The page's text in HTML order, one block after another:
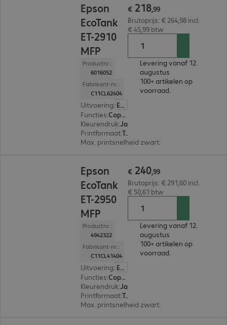
Epson
EcoTank
ET-2910
MFP
Productnr.:
6016052
Fabrikant-nr.:
C11CL62404
Uitvoering: Europa
Functies:
Copy, Print, Scan
Kleurendruk:Ja
Printformaat: Tot max. A4
Max. printsnelheid zwart:
€ 218,99
Brutoprijs: € 264,98 incl.
€ 45,99 btw
Levering vanaf 12.
augustus
100+ artikelen op
voorraad.
Epson
EcoTank
ET-2950
MFP
Productnr.:
4942322
Fabrikant-nr.:
C11CL41404
Uitvoering: Europa
Functies:
Copy, Print, Scan
Kleurendruk:Ja
Printformaat: Tot max. A4
Max. printsnelheid zwart:
€ 240,99
Brutoprijs: € 291,60 incl.
€ 50,61 btw
Levering vanaf 12.
augustus
100+ artikelen op
voorraad.